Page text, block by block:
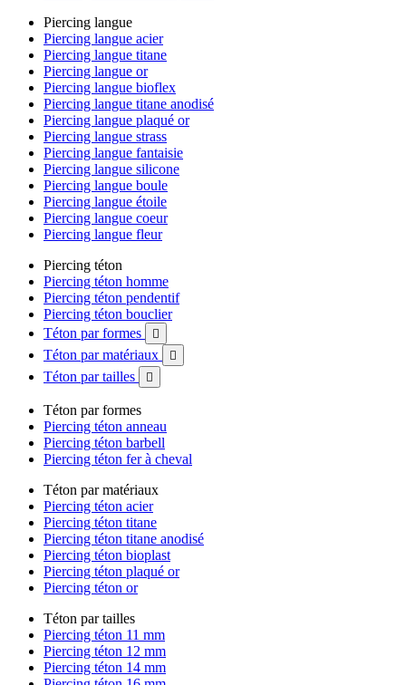
Piercing langue
Piercing langue acier
Piercing langue titane
Piercing langue or
Piercing langue bioflex
Piercing langue titane anodisé
Piercing langue plaqué or
Piercing langue strass
Piercing langue fantaisie
Piercing langue silicone
Piercing langue boule
Piercing langue étoile
Piercing langue coeur
Piercing langue fleur
Piercing téton
Piercing téton homme
Piercing téton pendentif
Piercing téton bouclier
Téton par formes

Téton par matériaux 
Téton par tailles 
Téton par formes
Piercing téton anneau
Piercing téton barbell
Piercing téton fer à cheval
Téton par matériaux
Piercing téton acier
Piercing téton titane
Piercing téton titane anodisé
Piercing téton bioplast
Piercing téton plaqué or
Piercing téton or
Téton par tailles
Piercing téton 11 mm
Piercing téton 12 mm
Piercing téton 14 mm